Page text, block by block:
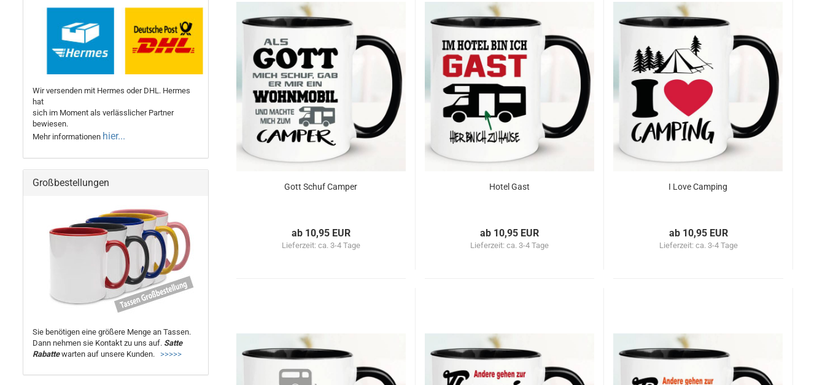
Gott Schuf Camper
ab 10,95 EUR
Lieferzeit: ca. 3-4 Tage
Hotel Gast
ab 10,95 EUR
Lieferzeit:ca. 3-4 Tage
I Love Camping
ab 10,95 EUR
Lieferzeit: ca. 3-4 Tage
Wir versenden mit Hermes oder DHL. Hermes
hat
sich im Moment als verlässlicher Partner
bewiesen.
Mehr informationen hier...
Großbestellungen
Sie benötigen eine größere Menge an Tassen.
Dann nehmen sie Kontakt zu uns auf. Satte
Rabattewarten auf unsere Kunden. >>>>>